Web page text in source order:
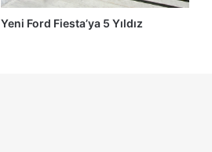
Yeni Ford Fiesta’ya 5 Yıldız